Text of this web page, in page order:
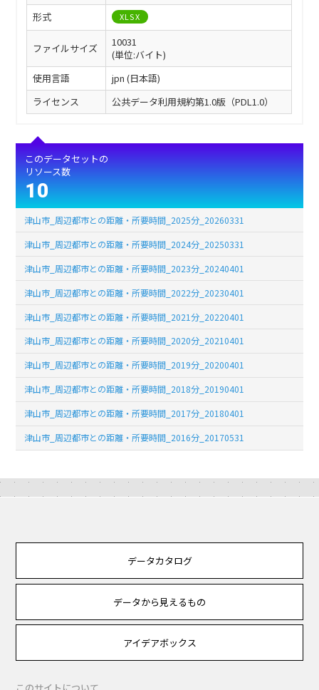
形式
XLSX
ファイルサイズ
10031
(単位:バイト)
使用言語
jpn (日本語)
ライセンス
公共データ利用規約第1.0版（PDL1.0）
このデータセットの
リソース数
10
津山市_周辺都市との距離・所要時間_2025分_20260331
津山市_周辺都市との距離・所要時間_2024分_20250331
津山市_周辺都市との距離・所要時間_2023分_20240401
津山市_周辺都市との距離・所要時間_2022分_20230401
津山市_周辺都市との距離・所要時間_2021分_20220401
津山市_周辺都市との距離・所要時間_2020分_20210401
津山市_周辺都市との距離・所要時間_2019分_20200401
津山市_周辺都市との距離・所要時間_2018分_20190401
津山市_周辺都市との距離・所要時間_2017分_20180401
津山市_周辺都市との距離・所要時間_2016分_20170531
データカタログ
データから見えるもの
アイデアボックス